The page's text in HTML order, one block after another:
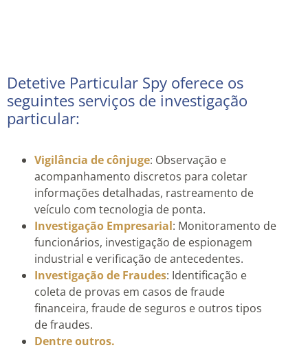
Detetive Particular Spy oferece os
seguintes serviços de investigação
particular:
Vigilância de cônjuge: Observação e
acompanhamento discretos para coletar
informações detalhadas, rastreamento de
veículo com tecnologia de ponta.
Investigação Empresarial: Monitoramento de
funcionários, investigação de espionagem
industrial e verificação de antecedentes.
Investigação de Fraudes: Identificação e
coleta de provas em casos de fraude
financeira, fraude de seguros e outros tipos
de fraudes.
Dentre outros.